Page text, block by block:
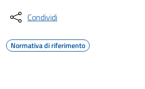
Condividi
Normativa di riferimento